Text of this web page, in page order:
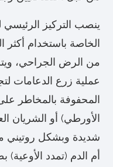
ينصب التركيز الرئيسي
الخاصة باستخدام أكثر
من الرض الجراحي،
عملية زرع الدعامات
المحفوفة بالمخاطر
الأورطي) أو الشريان
شديدة وبشكل روتيني
أم الدم (تمدد